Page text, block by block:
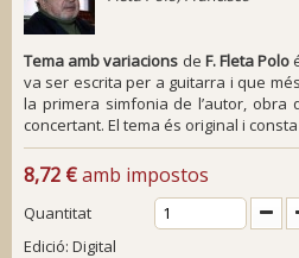
Tema amb variacions de F. Fleta Polo
va ser escrita per a guitarra i que
la primera simfonia de l’autor, obra
concertant. El tema és original i
8,72 €amb impostos
Quantitat
Edició: Digital